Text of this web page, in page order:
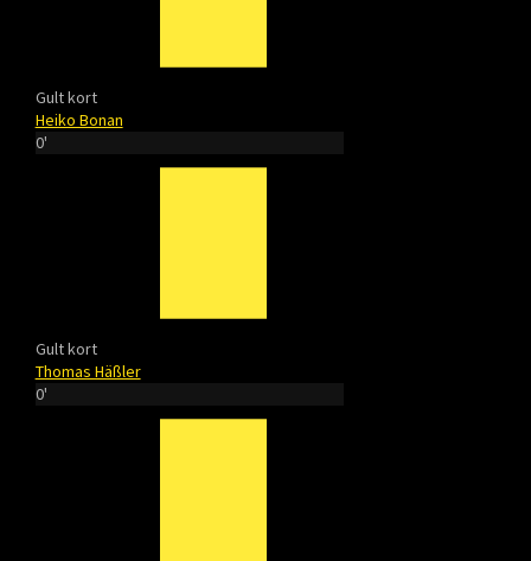
Gult kort
Heiko Bonan
0'
Gult kort
Thomas Häßler
0'